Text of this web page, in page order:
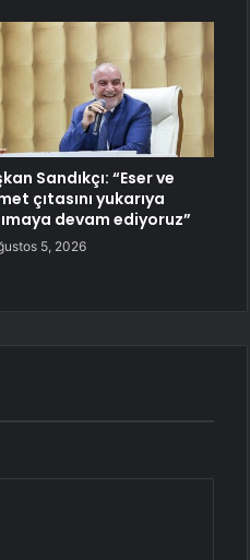
Sandıkçı: “Eser ve
çıtasını yukarıya
devam ediyoruz”
5, 2026